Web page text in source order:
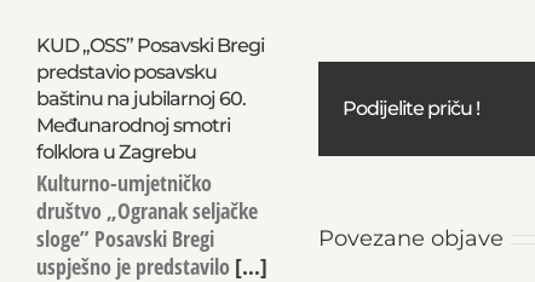
Podijelite priču !
Povezane objave
KUD „OSS” Posavski Bregi
predstavio posavsku
baštinu na jubilarnoj 60.
Međunarodnoj smotri
folklora u Zagrebu
Kulturno-umjetničko
društvo „Ogranak seljačke
sloge” Posavski Bregi
uspješno je predstavilo[...]